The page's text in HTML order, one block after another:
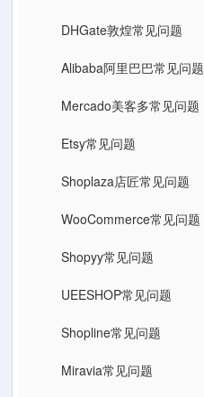
DHGate敦煌常见问题
Alibaba阿里巴巴常见问题
Mercado美客多常见问题
Etsy常见问题
Shoplaza店匠常见问题
WooCommerce常见问题
Shopyy常见问题
UEESHOP常见问题
Shopline常见问题
Miravia常见问题